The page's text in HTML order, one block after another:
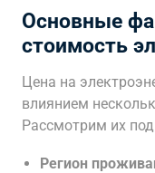
Основные
стоимость
Цена на
влиянием
Рассмотрим их
Регион